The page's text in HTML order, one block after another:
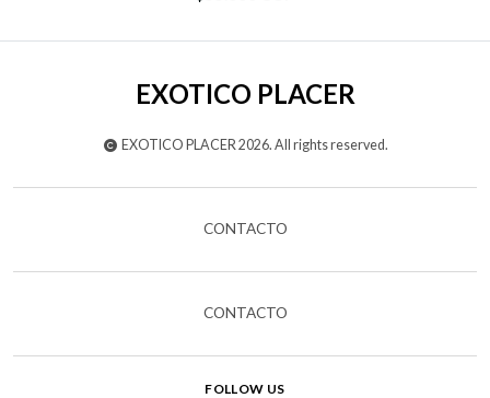
EXOTICO PLACER
EXOTICO PLACER 2026. All rights reserved.
CONTACTO
CONTACTO
FOLLOW US